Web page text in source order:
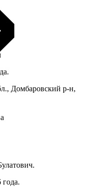
Домбаровский р-н,
года.